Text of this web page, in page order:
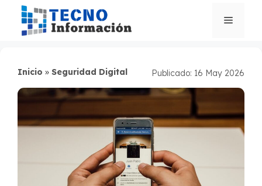
Saltar
contenido
Menú
Inicio » Seguridad Digital Publicado: 16 May 2026